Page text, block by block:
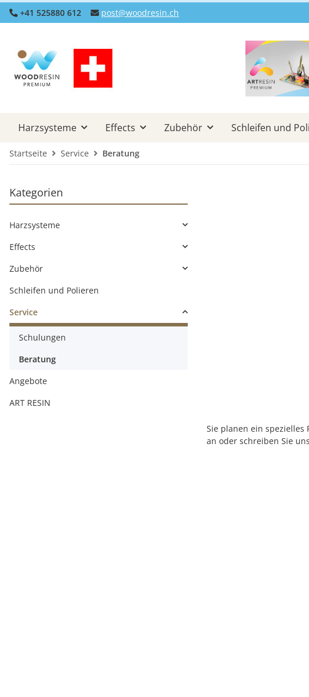
+41 525880 612 post@woodresin.ch
Harzsysteme Effects Zubehör Schleifen und
Startseite Service Beratung
Sie planen ein
an oder schreiben Sie
Kategorien
Harzsysteme
Effects
Zubehör
Schleifen und Polieren
Service
Schulungen
Beratung
Angebote
ART RESIN